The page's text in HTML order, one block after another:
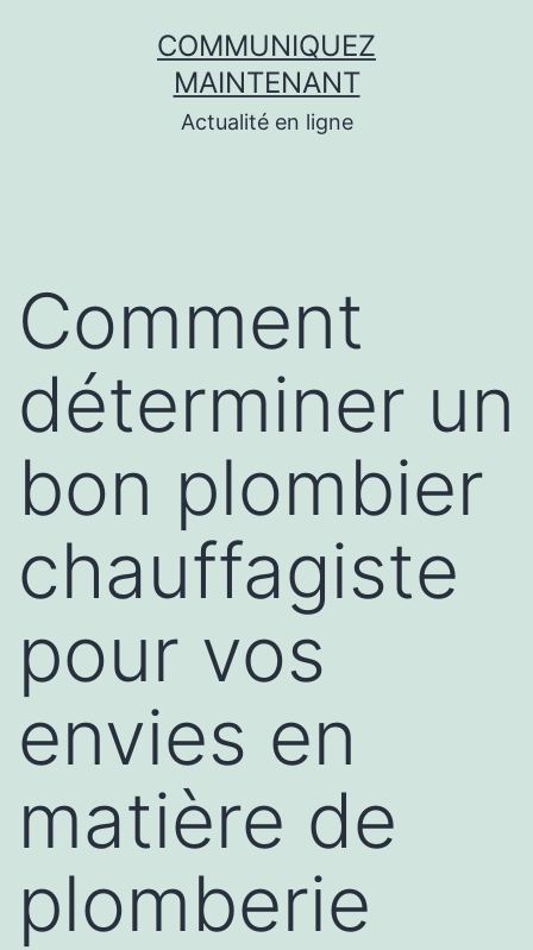
COMMUNIQUEZ
MAINTENANT
Actualité en ligne
Comment
déterminer un
bon plombier
chauffagiste
pour vos
envies en
matière de
plomberie